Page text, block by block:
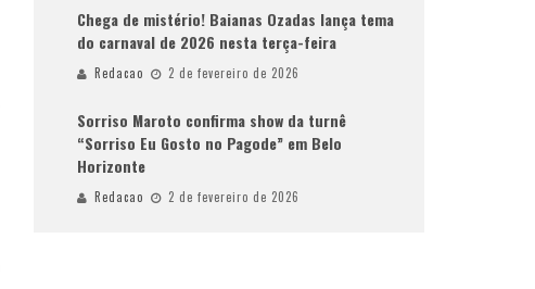
Chega de mistério! Baianas Ozadas lança tema
do carnaval de 2026 nesta terça-feira
Redacao 2 de fevereiro de 2026
Sorriso Maroto confirma show da turnê
“Sorriso Eu Gosto no Pagode” em Belo
Horizonte
Redacao 2 de fevereiro de 2026